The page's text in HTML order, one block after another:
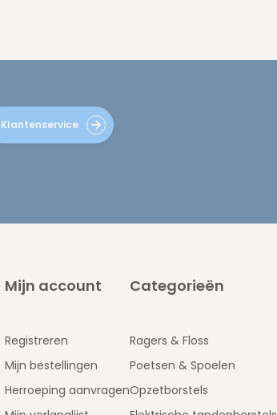
Klantenservice
Mijn account
Registreren
Mijn bestellingen
Herroeping aanvragen
Categorieën
Ragers & Floss
Poetsen & Spoelen
Opzetborstels